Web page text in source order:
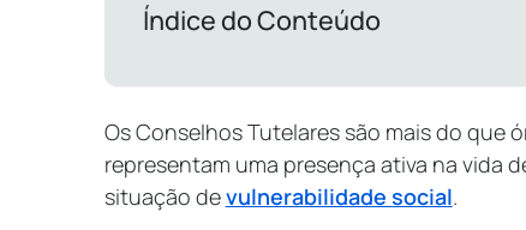
Índice do Conteúdo
Os Conselhos Tutelares são mais do que
representam uma presença ativa na vida
situação devulnerabilidade social.